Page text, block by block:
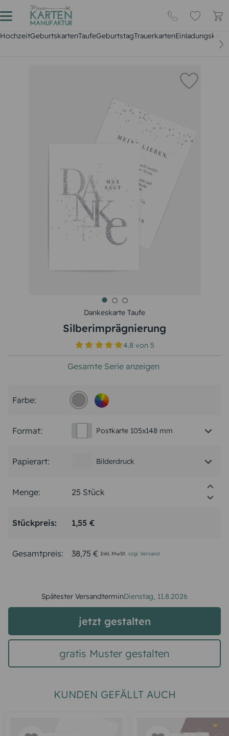
HochzeitGeburtskartenTaufeGeburtstagTrauerkarten
Dankeskarte Taufe
Silberimprägnierung
4.8 von5
Gesamte Serie anzeigen
Farbe:
Format: Postkarte 105x148 mm
Papierart: Bilderdruck
Menge:
Stückpreis: 1,55 €
Gesamtpreis: 38,75 € Inkl. MwSt. zzgl. Versand
Spätester VersandterminDienstag, 11.8.2026
jetzt gestalten
gratis Muster gestalten
KUNDEN GEFÄLLT AUCH